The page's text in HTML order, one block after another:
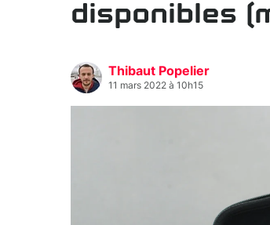
disponibles
Thibaut Popelier
11 mars 2022 à 10h15